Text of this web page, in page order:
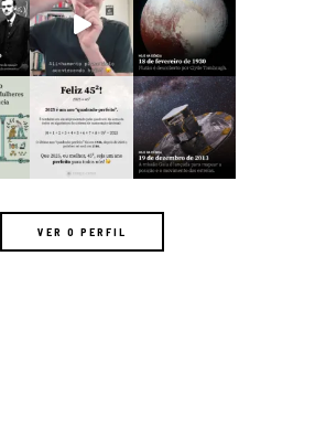
VER O PERFIL